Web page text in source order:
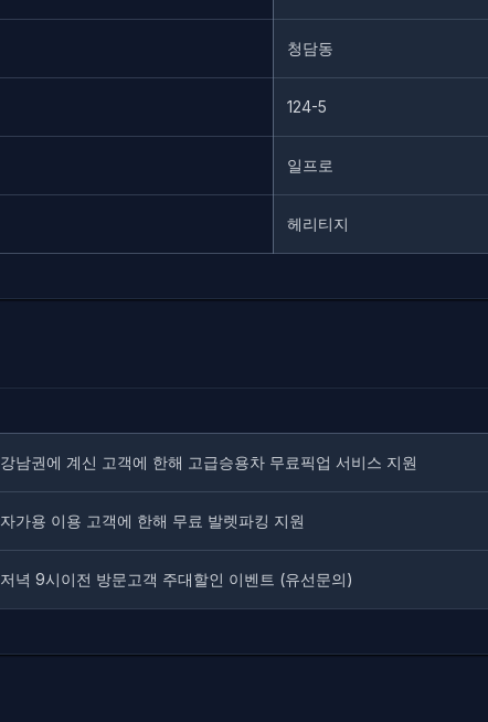
청담동
124-5
일프로
헤리티지
강남권에 계신 고객에 한해 고급승용차 무료픽업 서비스 지원
자가용 이용 고객에 한해 무료 발렛파킹 지원
저녁 9시이전 방문고객 주대할인 이벤트 (유선문의)